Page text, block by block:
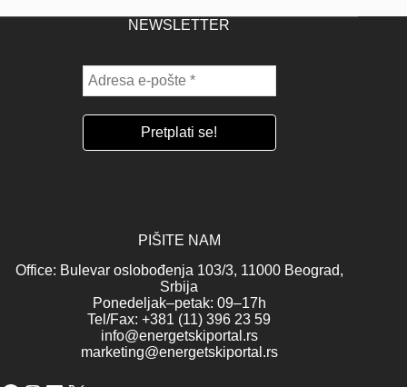
NEWSLETTER
PIŠITE NAM
Office: Bulevar oslobođenja 103/3, 11000 Beograd,
Srbija
Ponedeljak–petak: 09–17h
Tel/Fax: +381 (11) 396 23 59
info@energetskiportal.rs
marketing@energetskiportal.rs